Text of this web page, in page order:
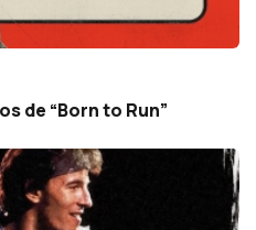
de “Born to Run”